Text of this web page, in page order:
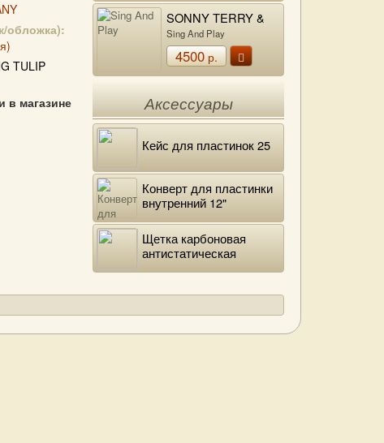
обложка):
TULIP
в магазине
SONNY TERRY &
BROWNIE
MCGHEE
Sing And Play
4500р.
Аксессуары
Кейс для пластинок 25
Конверт для пластинки
внутренний 12"
Щетка карбоновая
антистатическая